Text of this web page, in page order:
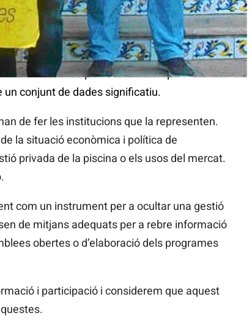
i veïns d’Almàssera. El treball començà
arribat a les primeres 100 enquestes. El
un conjunt de dades significatiu.
de fer les institucions que la representen.
la situació econòmica i política de
privada de la piscina o els usos del mercat.
com un instrument per a ocultar una gestió
de mitjans adequats per a rebre informació
obertes o d’elaboració dels programes
i participació i considerem que aquest